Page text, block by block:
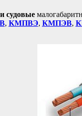
судовые
, КМПВЭ, КМПЭВ,